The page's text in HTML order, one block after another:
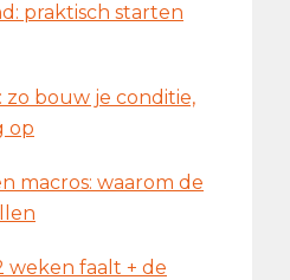
praktisch starten
zo bouw je conditie,
op
macros: waarom de
weken faalt + de